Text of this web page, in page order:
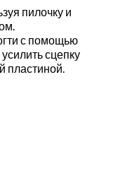
пилочку и
с помощью
сцепку
пластиной.